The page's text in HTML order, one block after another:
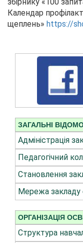
Календар
щеплень» https://
ЗАГАЛЬНІ
Адміністрація
Педагогічний
Становлення
Мережа закладу
ОРГАНІЗАЦІЯ
Структура